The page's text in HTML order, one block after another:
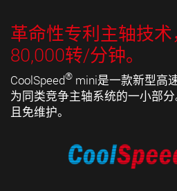
革命性专利主轴技
80,000转/分钟。
CoolSpeed® mini是一款新型高
为同类竞争主轴系统的一小部
且免维护。